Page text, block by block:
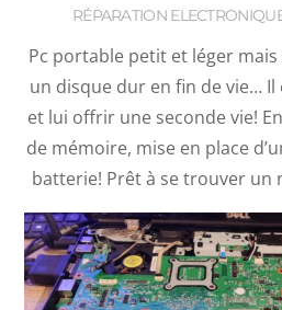
RÉPARATION
Pc portable petit et léger
un disque dur en fin de vie…
et lui offrir une seconde vie!
de mémoire, mise en place
batterie! Prêt à se trouver un